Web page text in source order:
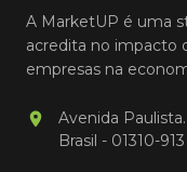
A MarketUP é uma
acredita no impacto
empresas na
Avenida
Brasil - 01310-913